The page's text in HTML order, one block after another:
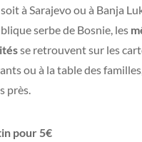
à Sarajevo ou à Banja
serbe de Bosnie, les
se retrouvent sur les
ou à la table des
près.
pour 5€